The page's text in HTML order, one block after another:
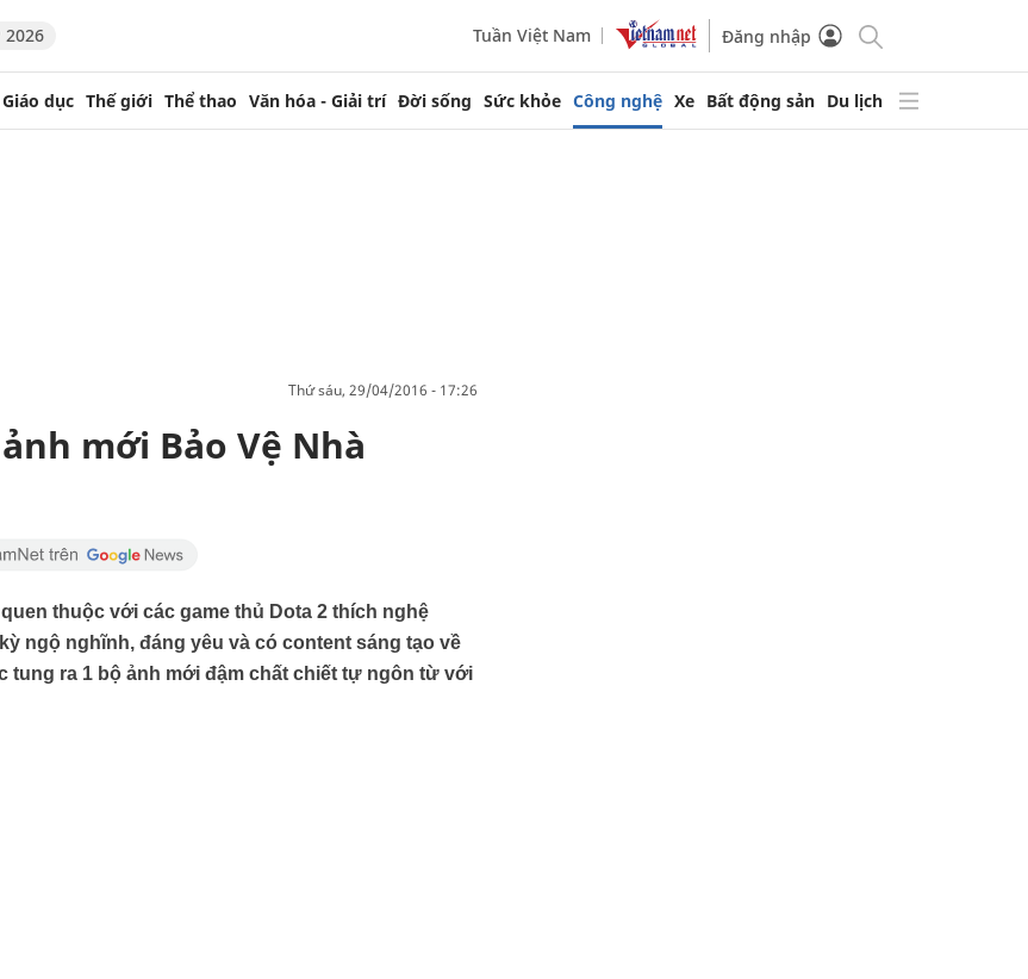
2026 Tuần Việt Nam Đăng nhập
Giáo dục Thế giới Thể thao Văn hóa - Giải trí Đời sống Sức khỏe Công nghệ Xe Bất động sản Du lịch
thứ sáu, 29/04/2016 - 17:26
mới Bảo Vệ Nhà
thuộc với các game thủ Dota 2 thích nghệ
ngộ nghĩnh, đáng yêu và có content sáng tạo về
tung ra 1 bộ ảnh mới đậm chất chiết tự ngôn từ với